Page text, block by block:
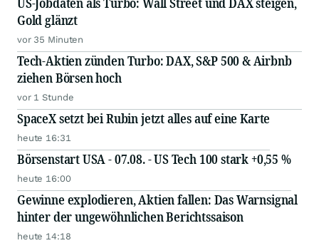
Gold glänzt
vor 35 Minuten
Tech-Aktien zünden Turbo: DAX, S&P 500 & Airbnb
ziehen Börsen hoch
vor 1 Stunde
SpaceX setzt bei Rubin jetzt alles auf eine Karte
heute 16:31
Börsenstart USA - 07.08. - US Tech 100 stark +0,55 %
heute 16:00
Gewinne explodieren, Aktien fallen: Das Warnsignal
hinter der ungewöhnlichen Berichtssaison
heute 14:18